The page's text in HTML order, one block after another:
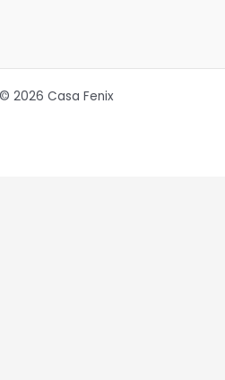
2026 Casa Fenix